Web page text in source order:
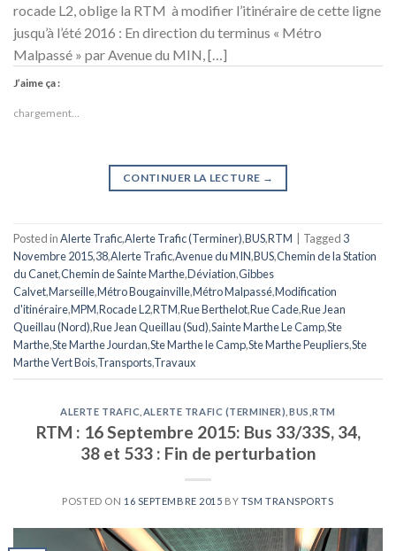
rocade L2, oblige la RTM à modifier l’itinéraire de cette ligne
jusqu’à l’été 2016 : En direction du terminus « Métro
Malpassé » par Avenue du MIN, […]
J’aime ça :
chargement…
CONTINUER LA LECTURE →
Posted inAlerte Trafic,Alerte Trafic (Terminer),BUS,RTM Tagged 3
Novembre 2015,38,Alerte Trafic,Avenue du MIN,BUS,Chemin de la Station
du Canet,Chemin de Sainte Marthe,Déviation,Gibbes
Calvet,Marseille,Métro Bougainville,Métro Malpassé,Modification
d'itinéraire,MPM,Rocade L2,RTM,Rue Berthelot,Rue Cade,Rue Jean
Queillau (Nord),Rue Jean Queillau (Sud),Sainte Marthe Le Camp,Ste
Marthe,Ste Marthe Jourdan,Ste Marthe le Camp,Ste Marthe Peupliers,Ste
Marthe Vert Bois,Transports,Travaux
ALERTE TRAFIC ALERTE TRAFIC (TERMINER) BUS ,RTM
RTM : 16 Septembre 2015: Bus 33/33S, 34,
38 et 533 : Fin de perturbation
POSTED ON 16 SEPTEMBRE 2015 BY TSM TRANSPORTS